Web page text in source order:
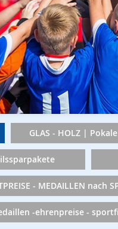
GLAS - HOLZ | Pokale
- MEDAILLEN nach
-ehrenpreise -